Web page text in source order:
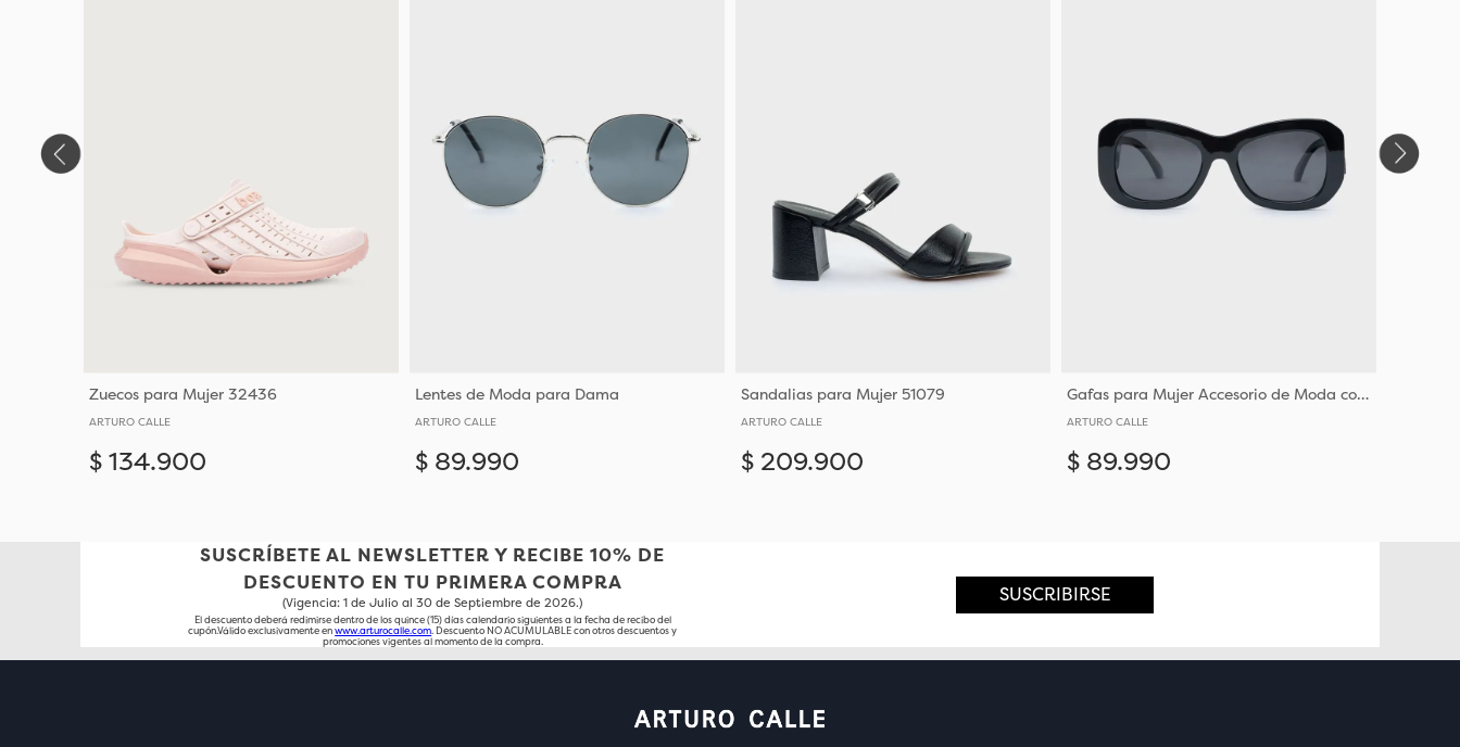
Zuecos para Mujer 32436
ARTURO CALLE
$ 134.900
Lentes de Moda para Dama
ARTURO CALLE
$ 89.990
Sandalias para Mujer 51079
ARTURO CALLE
$ 209.900
Gafas para Mujer Accesorio de Moda con Estilo Contemporáneo
ARTURO CALLE
$ 89.990
SUSCRÍBETE AL NEWSLETTER Y RECIBE 10% DE
DESCUENTO EN TU PRIMERA COMPRA
(Vigencia: 1 de Julio al 30 de Septiembre de 2026.)
El descuento deberá redimirse dentro de los quince (15) días calendario siguientes a la fecha de recibo del
cupón.Válido exclusivamente enwww.arturocalle.com. Descuento NO ACUMULABLE con otros descuentos y
promociones vigentes al momento de la compra.
SUSCRIBIRSE